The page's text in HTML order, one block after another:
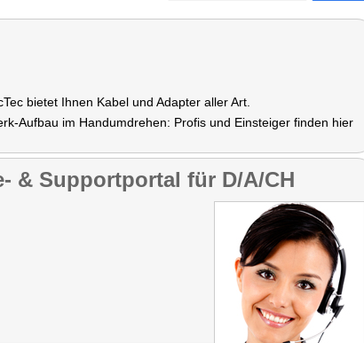
bietet Ihnen Kabel und Adapter aller Art.
Aufbau im Handumdrehen: Profis und Einsteiger finden hier
& Supportportal für D/A/CH